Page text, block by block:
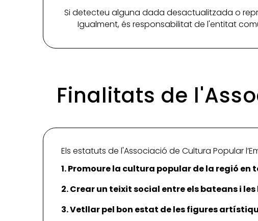
Si detecteu alguna dada desactualitzada o
Igualment, és responsabilitat de l'entitat
Finalitats de
Els estatuts de l'Associació de Cultura Popular
1. Promoure la cultura popular de la regió
2. Crear un teixit social entre els bateans i
3. Vetllar pel bon estat de les figures